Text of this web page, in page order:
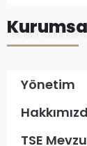
Yönetim
TSE